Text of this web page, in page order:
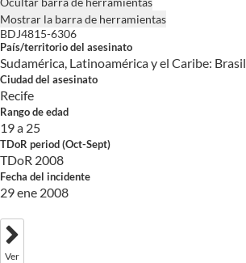
Mostrar la barra de herramientas
BDJ4815-6306
País/territorio del asesinato
Sudamérica, Latinoamérica y el Caribe: Brasil
Ciudad del asesinato
Recife
Rango de edad
19 a 25
TDoR period (Oct-Sept)
TDoR 2008
Fecha del incidente
29 ene 2008
Ver